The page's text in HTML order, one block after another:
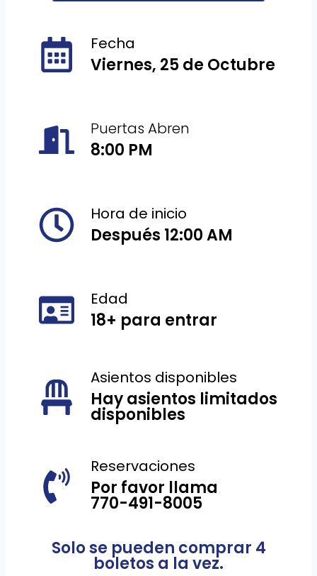
Fecha
Viernes, 25 de Octubre
Puertas Abren
8:00 PM
Hora de inicio
Después 12:00 AM
Edad
18+ para entrar
Asientos disponibles
Hay asientos limitados
disponibles
Reservaciones
Por favor llama
770-491-8005
Solo se pueden comprar 4
boletos a la vez.